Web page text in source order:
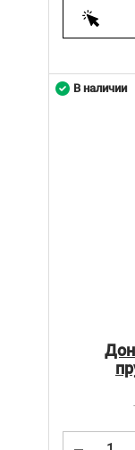
В наличии